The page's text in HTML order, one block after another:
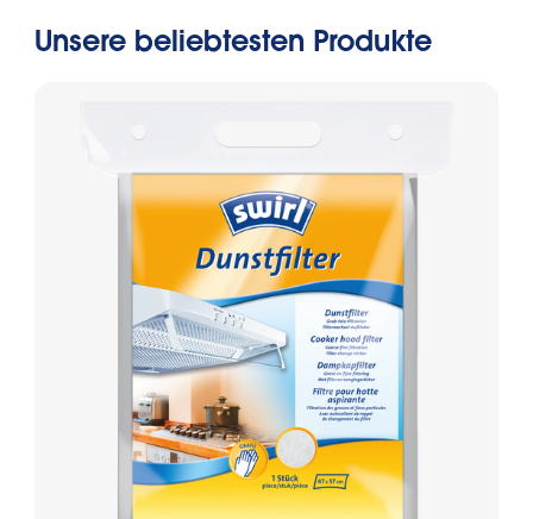
Unsere beliebtesten Produkte